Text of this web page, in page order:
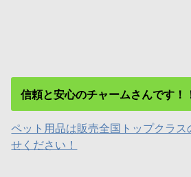
信頼と安心のチャームさんです！
ペット用品は販売全国トップクラ
せください！